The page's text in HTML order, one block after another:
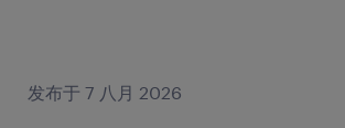
发布于 7 八月 2026